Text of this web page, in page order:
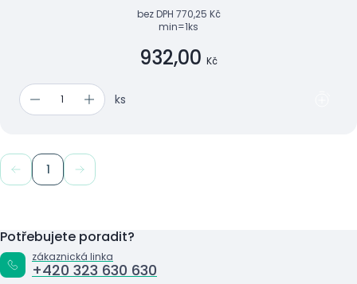
bez DPH 770,25 Kč
min=1ks
932,00 Kč
ks
1
Potřebujete poradit?
zákaznická linka
+420 323 630 630